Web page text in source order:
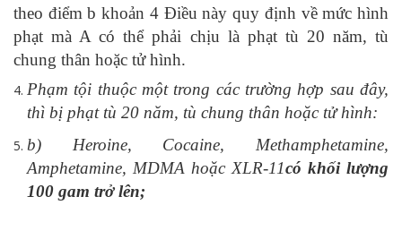
theo điểm b khoản 4 Điều này quy định về mức hình
phạt mà A có thể phải chịu là phạt tù 20 năm, tù
chung thân hoặc tử hình.
Phạm tội thuộc một trong các trường hợp sau đây,
thì bị phạt tù 20 năm, tù chung thân hoặc tử hình:
b) Heroine, Cocaine, Methamphetamine,
Amphetamine, MDMA hoặc XLR-11có khối lượng
100 gam trở lên;